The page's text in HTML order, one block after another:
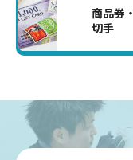
商品券・
切手